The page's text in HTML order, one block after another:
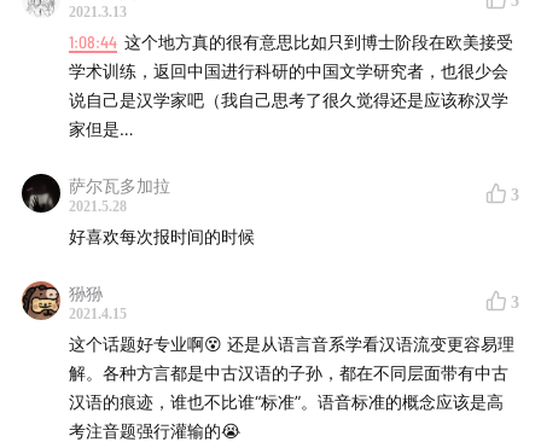
1:00:50流動的文體和政治意識與流動的邊疆，在彼此爭
奪、限定、成就的空間中彼此生成的關係
1:02:35多元、商榷和流動的權力關係和多元框架 ，吳語
1:05:05「華語語系」概念對日常生活的意義，語言和族群
的區別
1:12:45新的對話在尋找新的語言
【嘉賓作品】
2021.3.13
1:08:44 这个地方真的很有意思比如只到博士阶段在欧美接受
学术训练，返回中国进行科研的中国文学研究者，也很少会
说自己是汉学家吧（我自己思考了很久觉得还是应该称汉学
家但是…
萨尔瓦多加拉
2021.5.28
3
好喜欢每次报时间的时候
狲狲
2021.4.15
3
这个话题好专业啊😵 还是从语言音系学看汉语流变更容易理
解。各种方言都是中古汉语的子孙，都在不同层面带有中古
汉语的痕迹，谁也不比谁“标准”。语音标准的概念应该是高
考注音题强行灌输的😭